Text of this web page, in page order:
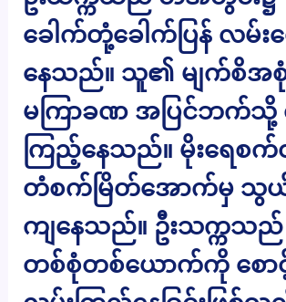
ခေါက်တုံ့ခေါက်ပြန် လမ်း
နေသည်။ သူ၏ မျက်စိ
မကြာခဏ အပြင်ဘက်သို့
ကြည့်နေသည်။ မိုးရေ
တံစက်မြိတ်အောက်မှ သွ
ကျနေသည်။ ဦးသက္ကသည်
တစ်စုံတစ်ယောက်ကို စောင့်